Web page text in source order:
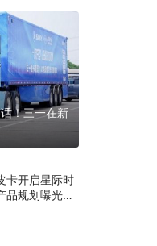
！三一在新
卡开启星际时
品规划曝光，
发力